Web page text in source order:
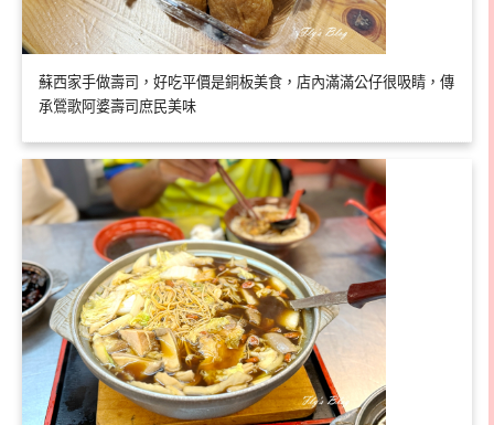
蘇西家手做壽司，好吃平價是銅板美食，店內滿滿公仔很吸睛，傳
承鶯歌阿婆壽司庶民美味